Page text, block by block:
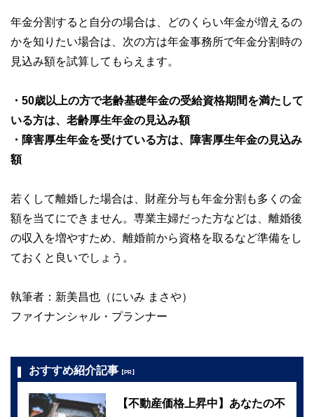
年金分割すると自分の場合は、どのくらい年金が増えるの
かを知りたい場合は、次の方は年金事務所で年金分割時の
見込み額を試算してもらえます。
・50歳以上の方で老齢基礎年金の受給資格期間を満たして
いる方は、老齢厚生年金の見込み額
・障害厚生年金を受けている方は、障害厚生年金の見込み
額
若くして離婚した場合は、財産分与も年金分割も多くの金
額を当てにできません。専業主婦だった方などは、離婚後
の収入を増やすため、離婚前から資格を取るなど準備をし
ておくと良いでしょう。
執筆者：新美昌也（にいみ まさや）
ファイナンシャル・プランナー
おすすめ紹介記事 【PR】
【不動産価格上昇中】あなたの不